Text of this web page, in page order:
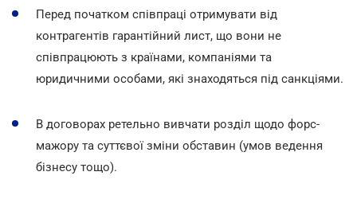
Перед початком співпраці отримувати від
контрагентів гарантійний лист, що вони не
співпрацюють з країнами, компаніями та
юридичними особами, які знаходяться під санкціями.
В договорах ретельно вивчати розділ щодо форс-
мажору та суттєвої зміни обставин (умов ведення
бізнесу тощо).